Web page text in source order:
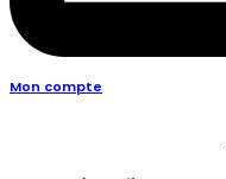
Mon compte